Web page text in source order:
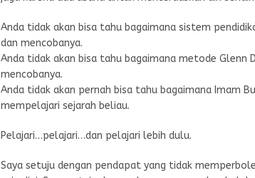
Anda tidak akan bisa tahu bagaimana sistem
dan mencobanya.
Anda tidak akan bisa tahu bagaimana metode Glenn
mencobanya.
Anda tidak akan pernah bisa tahu bagaimana Imam
mempelajari sejarah beliau.
Pelajari…pelajari…dan pelajari lebih dulu.
Saya setuju dengan pendapat yang tidak